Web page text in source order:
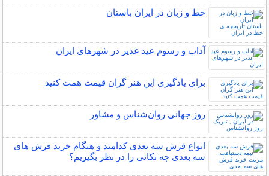
خط و زبان در ایران باستان
آداب و رسوم عید غدیر در شهرهای ایران
برای یادگیری این هنر گران قیمت همت کنید
روز جهانی روان‌شناس و مشاور
انواع فرش سه بعدی کدامند و هنگام خرید فرش های
سه بعدی چه نکاتی را در نظر بگیریم؟